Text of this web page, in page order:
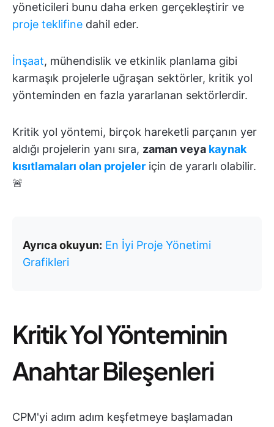
yöneticileri bunu daha erken gerçekleştirir ve
proje teklifine dahil eder.
İnşaat, mühendislik ve etkinlik planlama gibi
karmaşık projelerle uğraşan sektörler, kritik yol
yönteminden en fazla yararlanan sektörlerdir.
Kritik yol yöntemi, birçok hareketli parçanın yer
aldığı projelerin yanı sıra, zaman veya kaynak
kısıtlamaları olan projeler için de yararlı olabilir.
🚨
Ayrıca okuyun: En İyi Proje Yönetimi
Grafikleri
Kritik Yol Yönteminin
Anahtar Bileşenleri
CPM'yi adım adım keşfetmeye başlamadan